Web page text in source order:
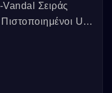
Vandal Σειράς
UL,